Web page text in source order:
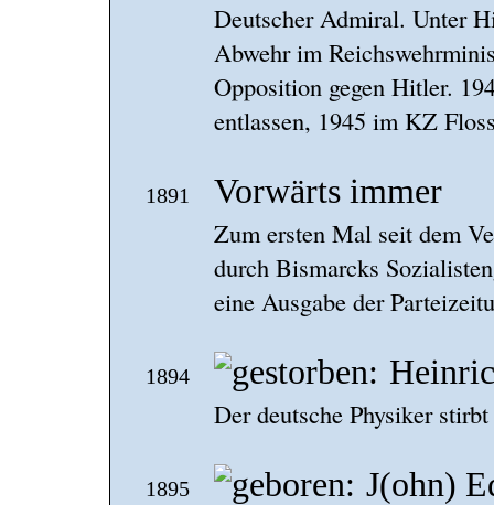
Deutscher Admiral. Unter
Abwehr im
Opposition gegen Hitler.
entlassen, 1945 im KZ
1891 Vorwärts immer
Zum ersten Mal seit dem
durch Bismarcks
eine Ausgabe der
1894
Der deutsche Physiker
1895 J(ohn)